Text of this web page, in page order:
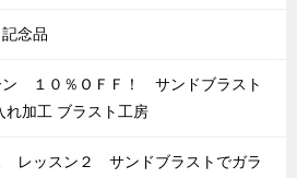
念品
ン １０％ＯＦＦ！ サンドブラスト
れ加工 ブラスト工房
レッスン２ サンドブラストでガラ